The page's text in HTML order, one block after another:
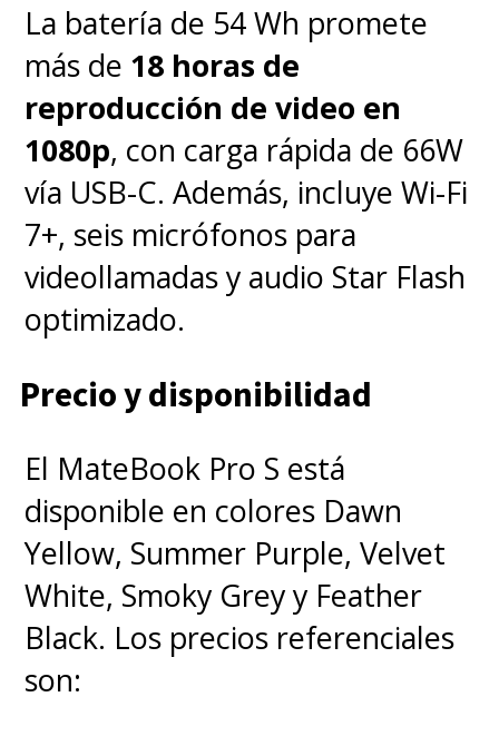
La batería de 54 Wh promete
más de 18 horas de
reproducción de video en
1080p, con carga rápida de 66W
vía USB-C. Además, incluye Wi-Fi
7+, seis micrófonos para
videollamadas y audio Star Flash
optimizado.
Precio y disponibilidad
El MateBook Pro S está
disponible en colores Dawn
Yellow, Summer Purple, Velvet
White, Smoky Grey y Feather
Black. Los precios referenciales
son: